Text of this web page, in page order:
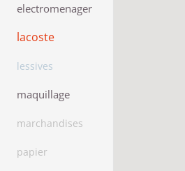
electromenager
lacoste
lessives
maquillage
marchandises
papier